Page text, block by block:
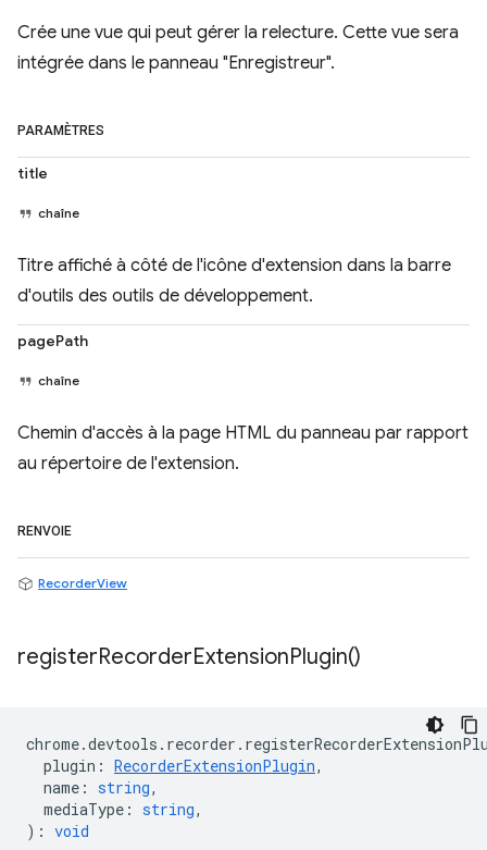
Crée une vue qui peut gérer la relecture. Cette vue sera
intégrée dans le panneau "Enregistreur".
PARAMÈTRES
title
chaîne
Titre affiché à côté de l'icône d'extension dans la barre
d'outils des outils de développement.
pagePath
chaîne
Chemin d'accès à la page HTML du panneau par rapport
au répertoire de l'extension.
RENVOIE
RecorderView
registerRecorderExtensionPlugin()
chrome.devtools . recorder .
plugin : RecorderExtensionPlugin,
name : string,
mediaType : string,
) : void